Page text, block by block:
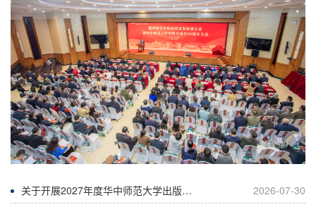
2026-07-30
关于开展2027年度华中师范大学出版基金资助项目申报工作的通知